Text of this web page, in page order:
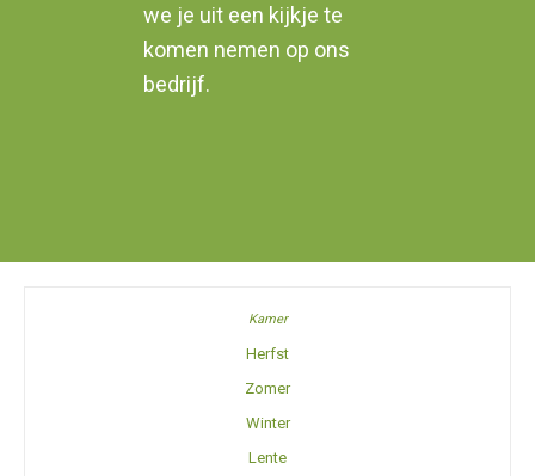
we je uit een kijkje te
komen nemen op ons
bedrijf.
Herfst
Zomer
Winter
Lente